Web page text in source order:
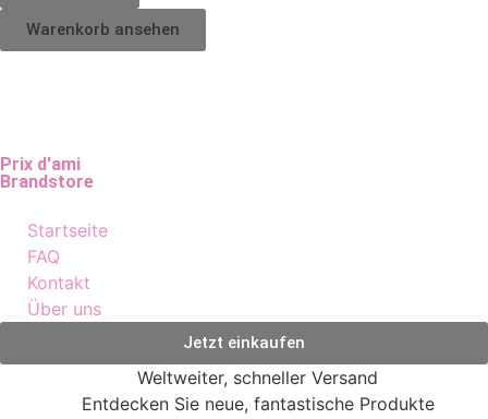
Warenkorb ansehen
Prix d'ami
Brandstore
Startseite
FAQ
Kontakt
Über uns
Jetzt einkaufen
Weltweiter, schneller Versand
Entdecken Sie neue, fantastische Produkte